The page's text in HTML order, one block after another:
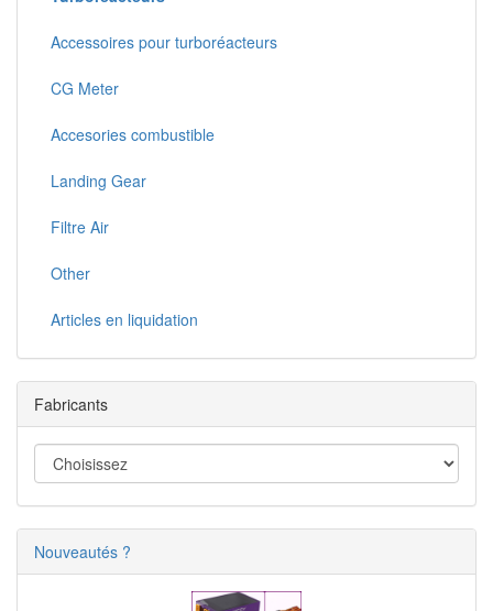
Accessoires pour turboréacteurs
CG Meter
Accesories combustible
Landing Gear
Filtre Air
Other
Articles en liquidation
Fabricants
Nouveautés ?